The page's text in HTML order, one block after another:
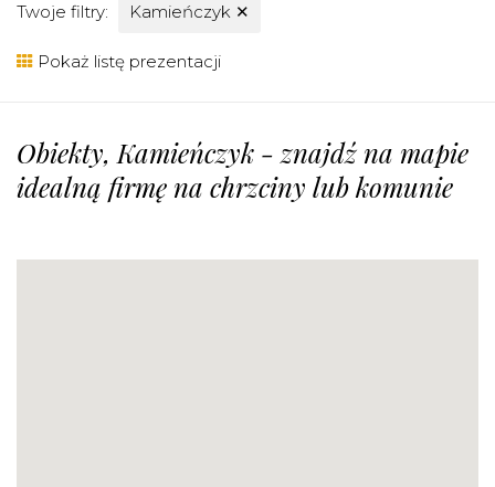
Twoje filtry: Kamieńczyk ✕
Pokaż listę prezentacji
Obiekty, Kamieńczyk - znajdź na mapie
idealną firmę na chrzciny lub komunie